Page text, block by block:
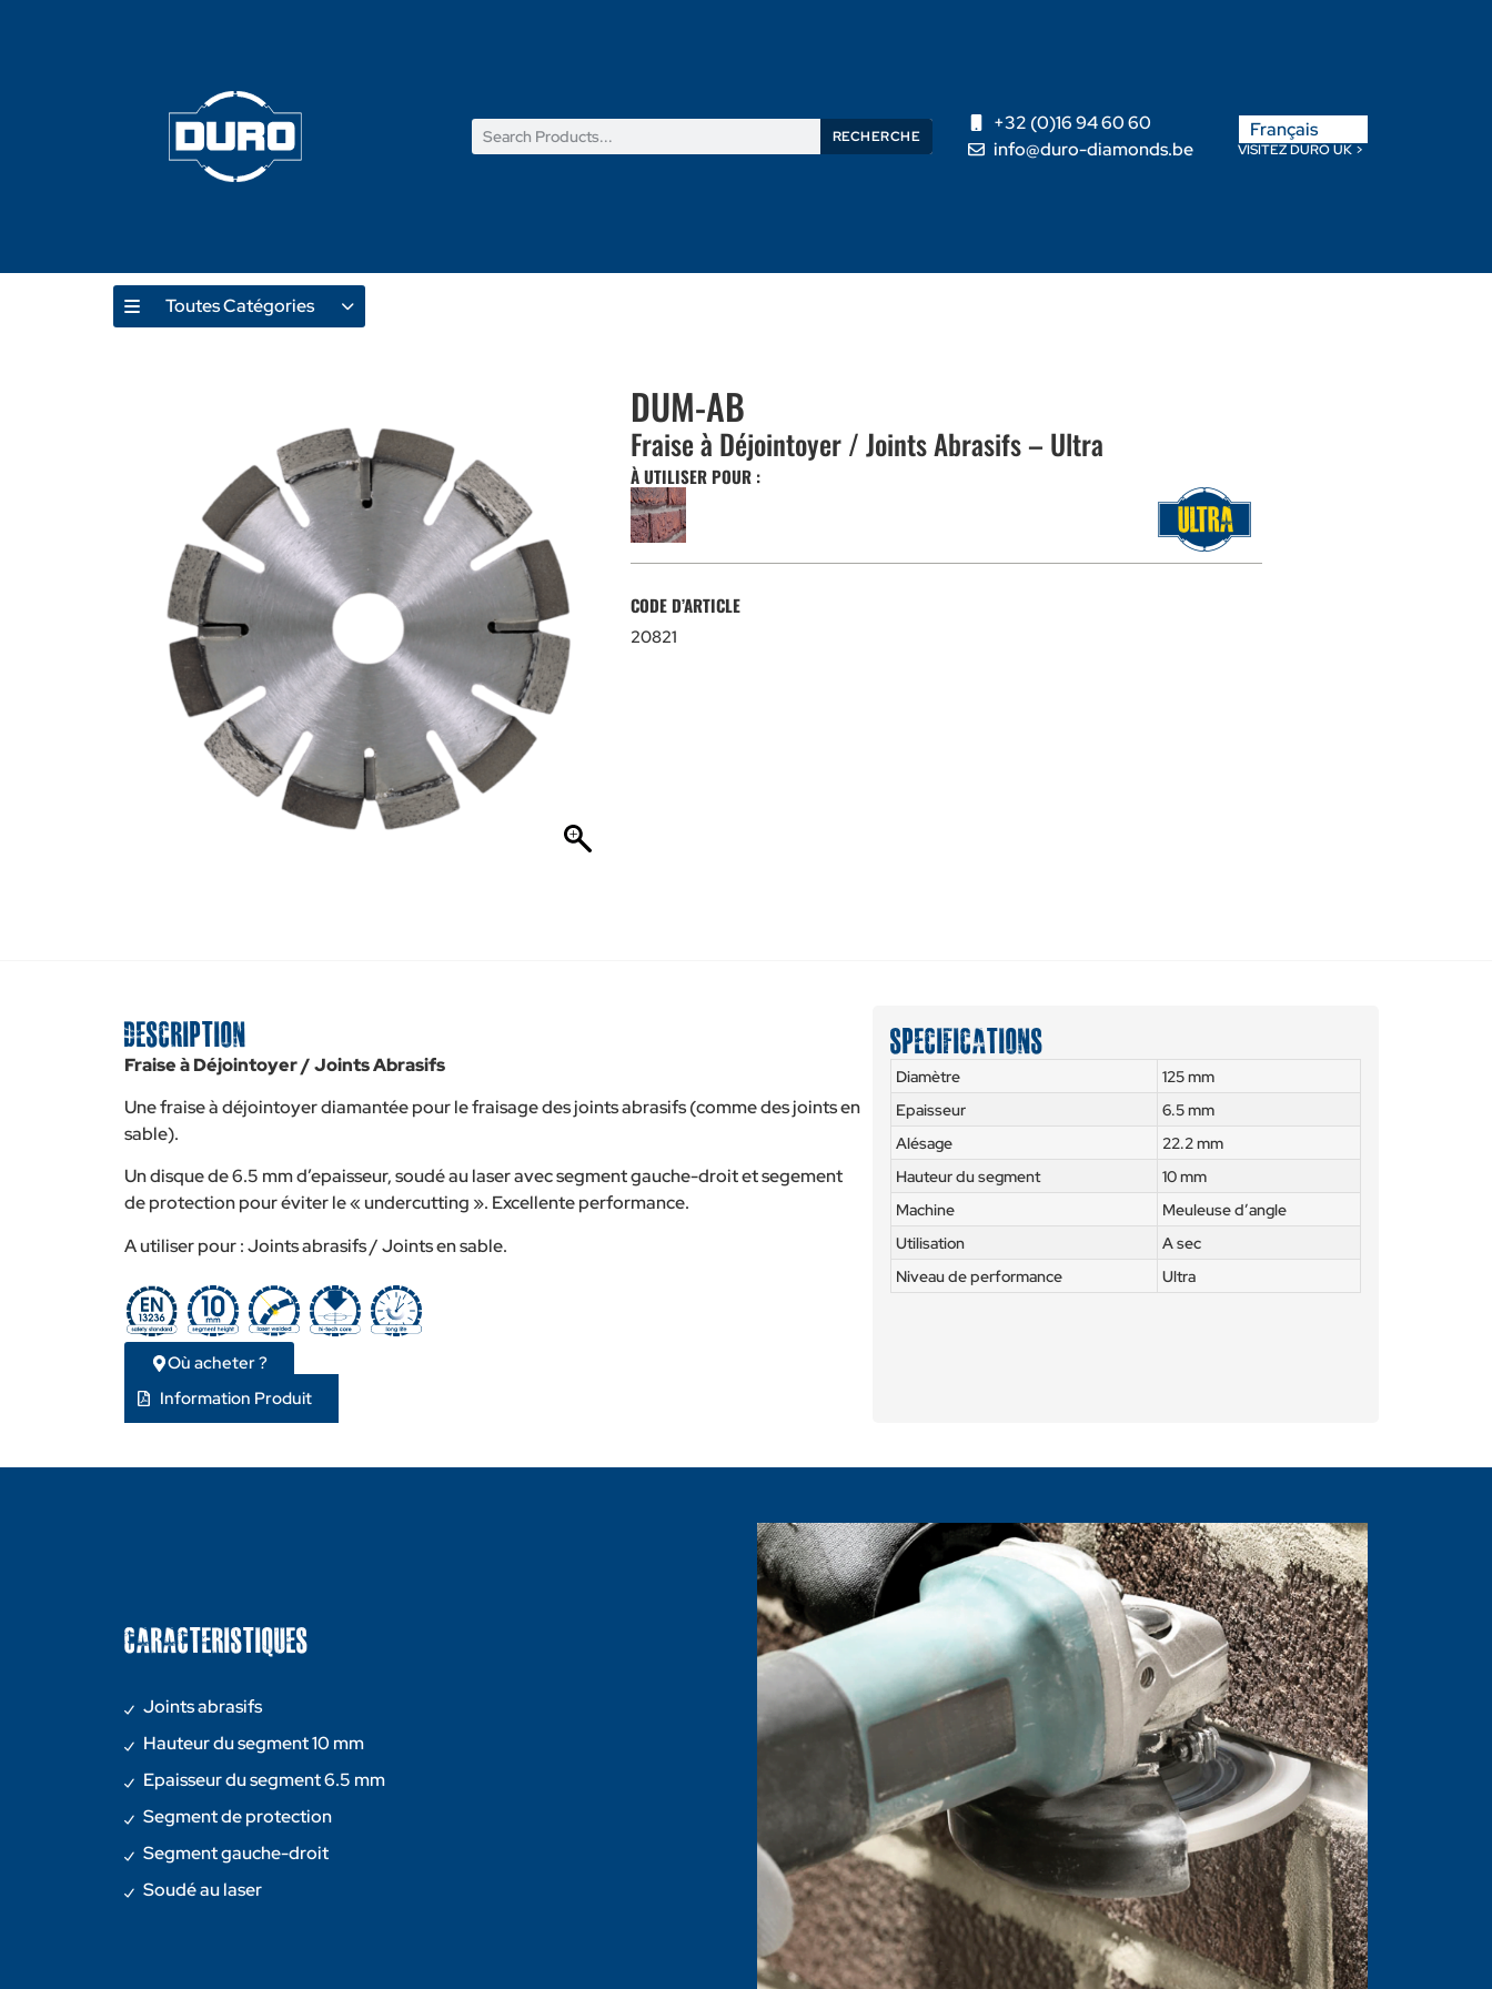
RECHERCHE
+32 (0)16 94 60 60
info@duro-diamonds.be
Français
Nederlands
VISITEZ DURO UK >
Toutes Catégories
DUM-AB
Fraise à Déjointoyer / Joints Abrasifs – Ultra
À UTILISER POUR :
CODE D’ARTICLE
20821
Description
Fraise à Déjointoyer / Joints Abrasifs
Une fraise à déjointoyer diamantée pour le fraisage des joints abrasifs (comme des joints en
sable).
Un disque de 6.5 mm d’epaisseur, soudé au laser avec segment gauche-droit et segement
de protection pour éviter le « undercutting ». Excellente performance.
A utiliser pour : Joints abrasifs / Joints en sable.
Où acheter ?
Information Produit
Specifications
Diamètre
125 mm
Epaisseur
6.5 mm
Alésage
22.2 mm
Hauteur du segment
10 mm
Machine
Meuleuse d’angle
Utilisation
A sec
Niveau de performance
Ultra
CARACTERISTIQUES
Joints abrasifs
Hauteur du segment 10 mm
Epaisseur du segment 6.5 mm
Segment de protection
Segment gauche-droit
Soudé au laser